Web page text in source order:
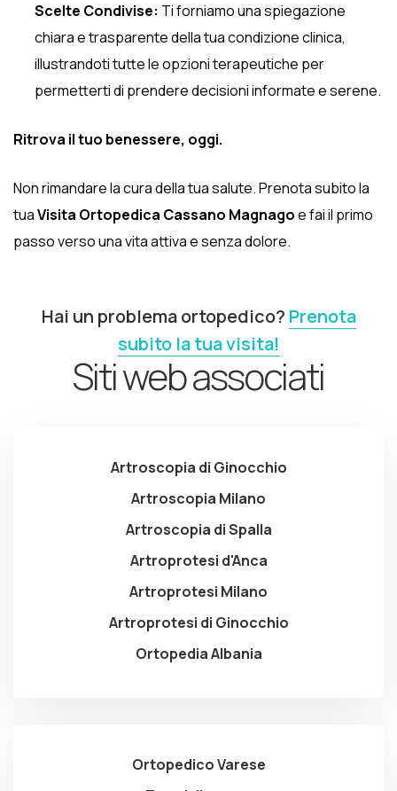
Scelte Condivise: Ti forniamo una spiegazione
chiara e trasparente della tua condizione clinica,
illustrandoti tutte le opzioni terapeutiche per
permetterti di prendere decisioni informate e serene.
Ritrova il tuo benessere, oggi.
Non rimandare la cura della tua salute. Prenota subito la
tuaVisita Ortopedica Cassano Magnagoe fai il primo
passo verso una vita attiva e senza dolore.
Hai un problema ortopedico? Prenota
subito la tua visita!
Siti web associati
Artroscopia di Ginocchio
Artroscopia Milano
Artroscopia di Spalla
Artroprotesi d'Anca
Artroprotesi Milano
Artroprotesi di Ginocchio
Ortopedia Albania
Ortopedico Varese